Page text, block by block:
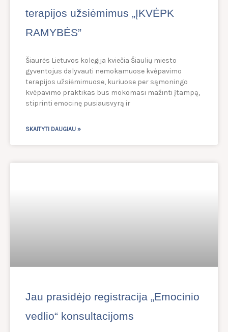
terapijos užsiėmimus „ĮKVĖPK
RAMYBĖS”
Šiaurės Lietuvos kolegija kviečia Šiaulių miesto
gyventojus dalyvauti nemokamuose kvėpavimo
terapijos užsiėmimuose, kuriuose per sąmoningo
kvėpavimo praktikas bus mokomasi mažinti įtampą,
stiprinti emocinę pusiausvyrą ir
SKAITYTI DAUGIAU »
Jau prasidėjo registracija „Emocinio
vedlio“ konsultacijoms